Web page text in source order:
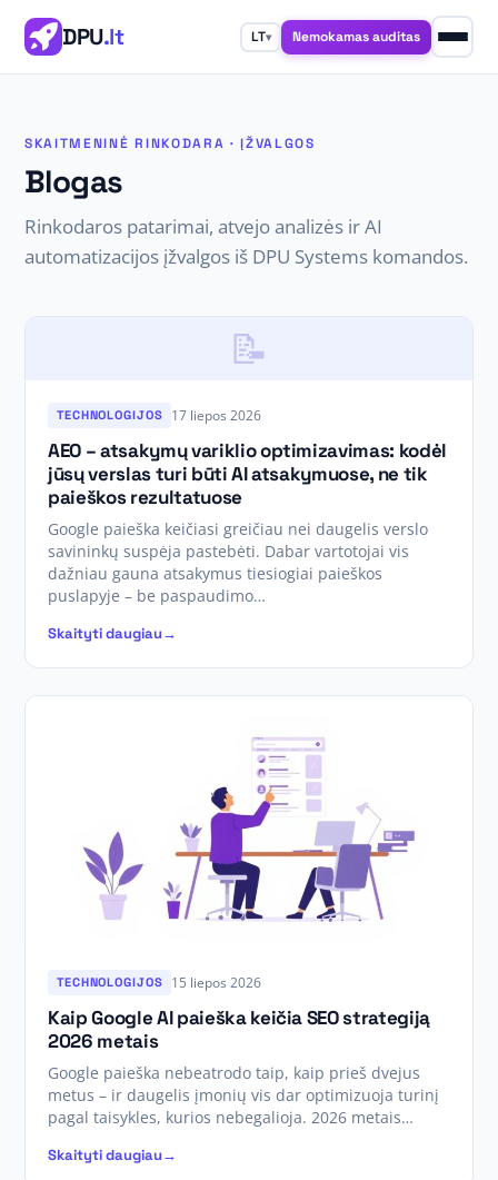
DPU.lt LT▾ Nemokamas auditas
SKAITMENINĖ RINKODARA · ĮŽVALGOS
Blogas
Rinkodaros patarimai, atvejo analizės ir AI
automatizacijos įžvalgos iš DPU Systems komandos.
📝
TECHNOLOGIJOS 17 liepos 2026
AEO – atsakymų variklio optimizavimas: kodėl
jūsų verslas turi būti AI atsakymuose, ne tik
paieškos rezultatuose
Google paieška keičiasi greičiau nei daugelis verslo
savininkų suspėja pastebėti. Dabar vartotojai vis
dažniau gauna atsakymus tiesiogiai paieškos
puslapyje – be paspaudimo…
Skaityti daugiau
TECHNOLOGIJOS 15 liepos 2026
Kaip Google AI paieška keičia SEO strategiją
2026 metais
Google paieška nebeatrodo taip, kaip prieš dvejus
metus – ir daugelis įmonių vis dar optimizuoja turinį
pagal taisykles, kurios nebegalioja. 2026 metais…
Skaityti daugiau